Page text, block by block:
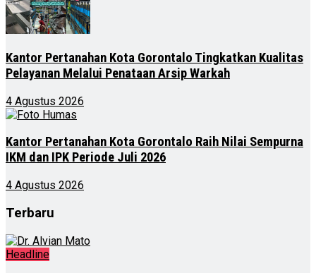
Kantor Pertanahan Kota Gorontalo Tingkatkan Kualitas
Pelayanan Melalui Penataan Arsip Warkah
4 Agustus 2026
Kantor Pertanahan Kota Gorontalo Raih Nilai Sempurna
IKM dan IPK Periode Juli 2026
4 Agustus 2026
Terbaru
Headline